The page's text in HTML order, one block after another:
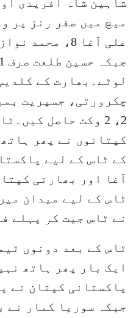
میچ میں صفر رنز پر
چکرورتی، جسپریت
2، 2 وکٹ حاصل
کپتانوں نے پھر
کے ٹاس کے لیے
آغا اور بھارتی
ٹاس کے لیے میدان
نے ٹاس جیت کر پہلے
ٹاس کے بعد دونوں
ایک بار پھر ہاتھ
پاکستانی کپتان نے
جبکہ سوریا کمار نے